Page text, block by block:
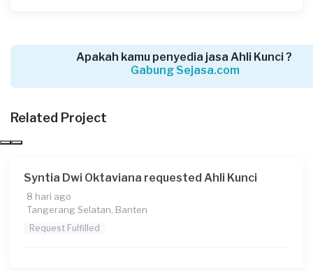
Tangerang Selatan, Banten
Rony requested Ahli Kunci
Tangerang Selatan, Banten
Apakah kamu penyedia jasa Ahli Kunci ?
Gabung Sejasa.com
Related Project
Syntia Dwi Oktaviana requested Ahli Kunci
8 hari ago
Tangerang Selatan, Banten
Request Fulfilled